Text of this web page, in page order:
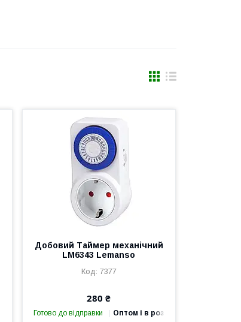
Добовий Таймер механічний
LM6343 Lemanso
7377
280 ₴
Готово до відправки Оптом і в роздріб